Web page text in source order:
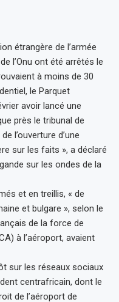
étrangère de l’armée
l’Onu ont été arrêtés le
à moins de 30
le Parquet
avoir lancé une
près le tribunal de
l’ouverture d’une
sur les faits », a déclaré
sur les ondes de la
et en treillis, « de
et bulgare », selon le
de la force de
à l’aéroport, avaient
sur les réseaux sociaux
centrafricain, dont le
de l’aéroport de